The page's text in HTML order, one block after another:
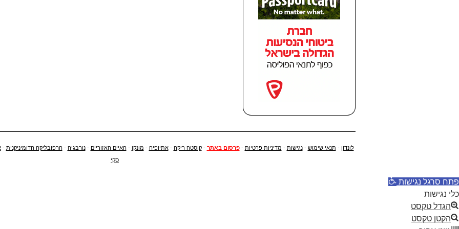
לונדון - תנאי שימוש -נגישות - מדיניות פרטיות -פרסום באתר -קוסטה ריקה -אתיופיה - מונקו -האיים האזוריים -נורבגיה -הרפובליקה הדומיניקנית -
סקי
פתח סרגל נגישות
כלי נגישות
הגדל טקסט
הקטן טקסט